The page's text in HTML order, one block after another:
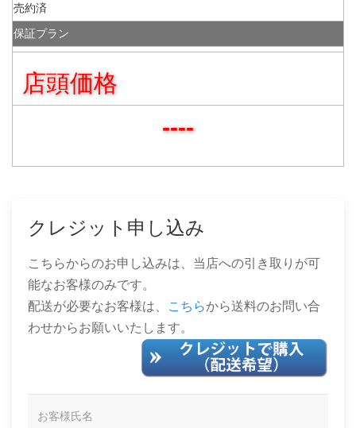
売約済
保証プラン
店頭価格
----
クレジット申し込み
こちらからのお申し込みは、当店への引き取りが可
能なお客様のみです。
配送が必要なお客様は、
こちらから送料のお問い合
わせからお願いいたします。
お客様氏名